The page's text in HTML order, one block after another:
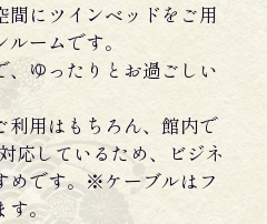
間にツインベッドをご用
ームです。
、ゆったりとお過ごしい
利用はもちろん、館内で
応しているため、ビジネ
めです。※ケーブルはフ
。